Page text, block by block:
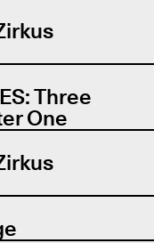
Three
One